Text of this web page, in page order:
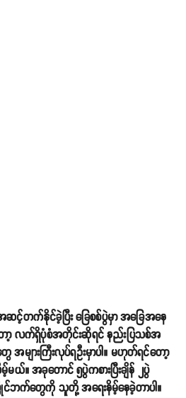
က်နိုင်ခဲ့ပြီး ခြေစစ်ပွဲမှာ အခြေအနေ
တော့ လက်ရှိပုံစံအတိုင်းဆိုရင် နည်းပြသစ်အ
အများကြီးလုပ်ရဦးမှာပါ။ မဟုတ်ရင်တော့
မယ်။ အခုတောင် ၅ပွဲကစားပြီးချိန် ၂ပွဲ
ြိုင်ဘက်တွေကို သူတို့ အရေးနိမ့်နေခဲ့တာပါ။